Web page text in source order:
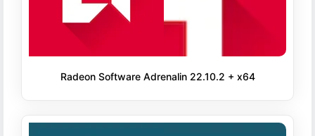
Radeon Software Adrenalin 22.10.2 + x64